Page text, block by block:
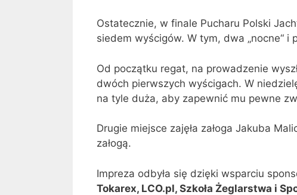
Ostatecznie, w finale Pucharu Polski
siedem wyścigów. W tym, dwa „nocne“ i
Od początku regat, na prowadzenie
dwóch pierwszych wyścigach. W
na tyle duża, aby zapewnić mu pewne
Drugie miejsce zajęła załoga Jakuba
załogą.
Impreza odbyła się dzięki wsparciu
Tokarex, LCO.pl, Szkoła Żeglarstwa i